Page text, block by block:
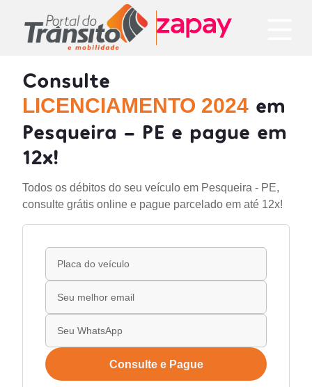
Consulte
LICENCIAMENTO 2024 em
Pesqueira - PE e pague em
12x!
Todos os débitos do seu veículo em Pesqueira - PE,
consulte grátis online e pague parcelado em até 12x!
Consulte e Pague